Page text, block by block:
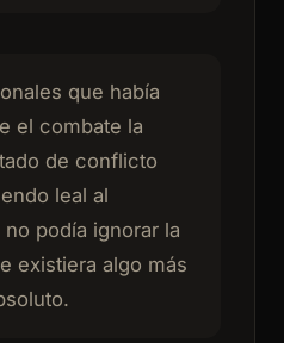
que había
el combate la
de conflicto
leal al
podía ignorar la
existiera algo más